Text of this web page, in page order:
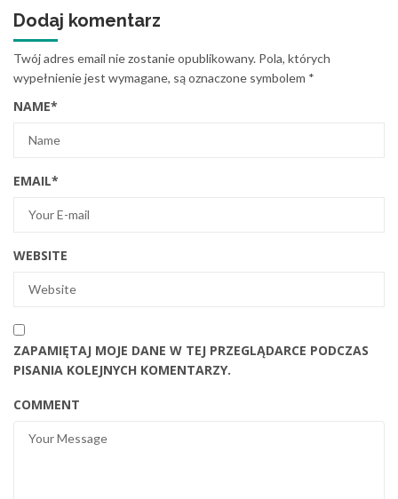
Dodaj komentarz
Twój adres email nie zostanie opublikowany. Pola, których
wypełnienie jest wymagane, są oznaczone symbolem *
NAME*
EMAIL*
WEBSITE
ZAPAMIĘTAJ MOJE DANE W TEJ PRZEGLĄDARCE PODCZAS
PISANIA KOLEJNYCH KOMENTARZY.
COMMENT